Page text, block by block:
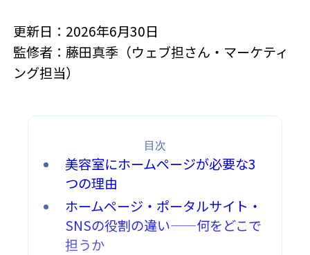
更新日：2026年6月30日
監修者：藤田真季（ウェブ担さん・マーケティ
ング担当）
目次
美容室にホームページが必要な3
つの理由
ホームページ・ポータルサイト・
SNSの役割の違い——何をどこで
担うか